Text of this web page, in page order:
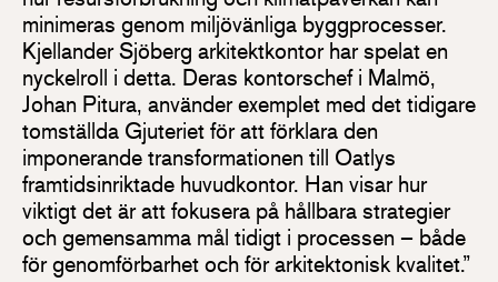
minimeras genom miljövänliga byggprocesser.
Kjellander Sjöberg arkitektkontor har spelat en
nyckelroll i detta. Deras kontorschef i Malmö,
Johan Pitura, använder exemplet med det tidigare
tomställda Gjuteriet för att förklara den
imponerande transformationen till Oatlys
framtidsinriktade huvudkontor. Han visar hur
viktigt det är att fokusera på hållbara strategier
och gemensamma mål tidigt i processen – både
för genomförbarhet och för arkitektonisk kvalitet.”